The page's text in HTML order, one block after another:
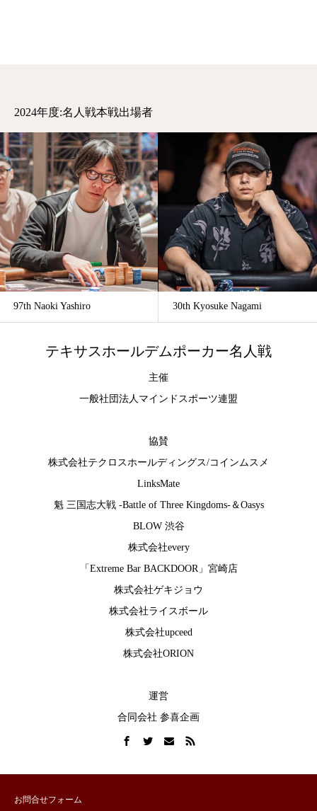
2024年度:名人戦本戦出場者
97th Naoki Yashiro 30th Kyosuke Nagami
テキサスホールデムポーカー名人戦
主催
一般社団法人マインドスポーツ連盟
協賛
株式会社テクロスホールディングス/コインムスメ
LinksMate
魁 三国志大戦 -Battle of Three Kingdoms-＆Oasys
BLOW 渋谷
株式会社every
「Extreme Bar BACKDOOR」宮崎店
株式会社ゲキジョウ
株式会社ライスボール
株式会社upceed
株式会社ORION
運営
合同会社 参喜企画
お問合せフォーム